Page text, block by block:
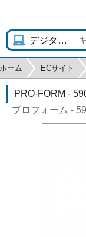
ホーム ECサイト
PRO-FORM -
プロフォーム -